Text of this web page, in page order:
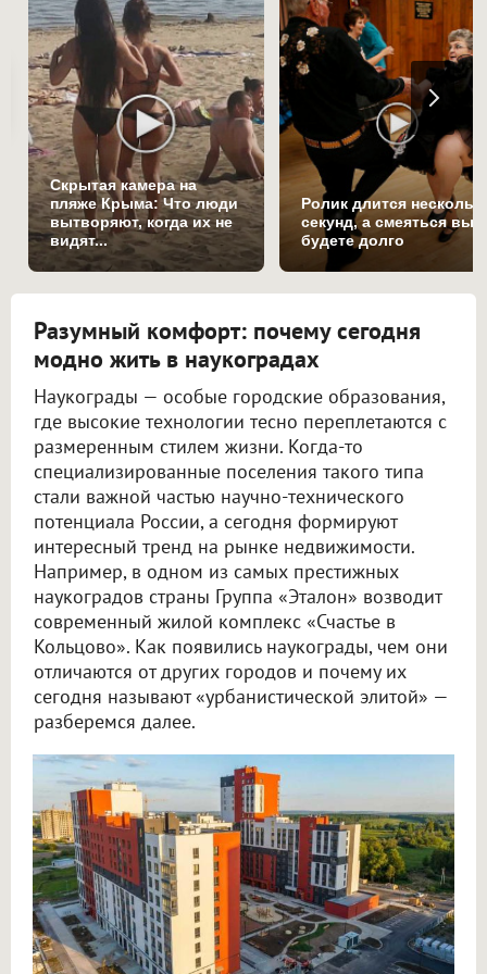
Скрытая камера на
пляже Крыма: Что люди
вытворяют, когда их не
видят...
Ролик длится
секунд, а смеяться вы
будете долго
Разумный комфорт: почему сегодня
модно жить в наукоградах
Наукограды — особые городские образования,
где высокие технологии тесно переплетаются с
размеренным стилем жизни. Когда-то
специализированные поселения такого типа
стали важной частью научно-технического
потенциала России, а сегодня формируют
интересный тренд на рынке недвижимости.
Например, в одном из самых престижных
наукоградов страны Группа «Эталон» возводит
современный жилой комплекс «Счастье в
Кольцово». Как появились наукограды, чем они
отличаются от других городов и почему их
сегодня называют «урбанистической элитой» —
разберемся далее.